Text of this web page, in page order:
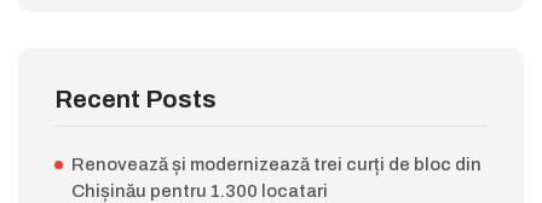
Recent Posts
Renovează și modernizează trei curți de bloc din
Chișinău pentru 1.300 locatari